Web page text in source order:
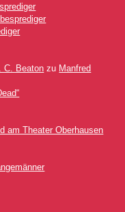
C. Beaton zu Manfred
am Theater Oberhausen